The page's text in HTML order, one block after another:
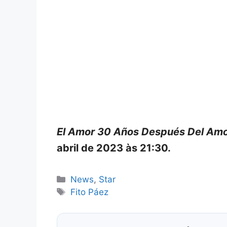
El Amor 30 Años Después Del
abril de 2023 às 21:30.
Categorias
News, Star
Tags
Fito Páez